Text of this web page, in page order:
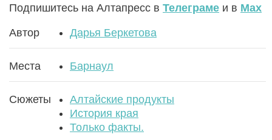
Подпишитесь на Алтапресс в Телеграме и в Max
Автор Дарья Беркетова
Места Барнаул
Сюжеты
Алтайские продукты
История края
Только факты.